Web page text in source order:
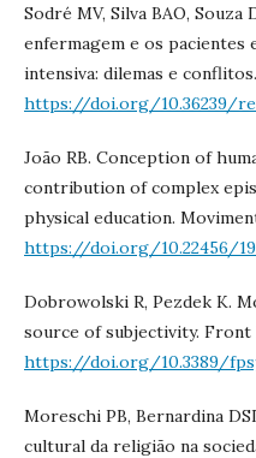
Sodré MV, Silva BAO, Souza
enfermagem e os pacientes
intensiva: dilemas e conflitos.
https://doi.org/10.36239/
João RB. Conception of
contribution of complex
physical education.
https://doi.org/10.22456/
Dobrowolski R, Pezdek K.
source of subjectivity. Front
https://doi.org/10.3389/
Moreschi PB, Bernardina
cultural da religião na